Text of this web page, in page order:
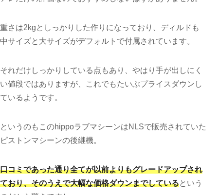
重さは2kgとしっかりした作りになっており、ディルドも
中サイズと大サイズがデフォルトで付属されています。
それだけしっかりしている点もあり、やはり手が出しにく
い値段ではありますが、これでもたいぶプライスダウンし
ているようです。
というのもこのhippoラブマシーンはNLSで販売されていた
ピストンマシーンの後継機。
口コミであった通り全てが以前よりもグレードアップされ
ており、そのうえで大幅な価格ダウンまでしているという